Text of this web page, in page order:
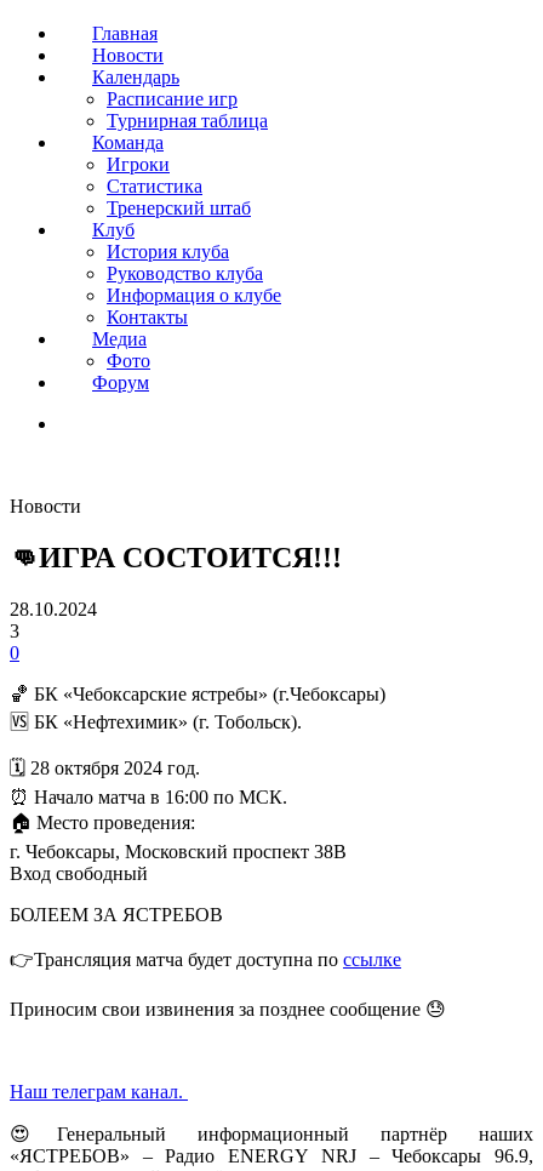
Главная
Новости
Календарь
Расписание игр
Турнирная таблица
Команда
Игроки
Статистика
Тренерский штаб
Клуб
История клуба
Руководство клуба
Информация о клубе
Контакты
Медиа
Фото
Форум
Новости
👊ИГРА СОСТОИТСЯ!!!
28.10.2024
3
0
🏀 БК «Чебоксарские ястребы» (г.Чебоксары)
🆚 БК «Нефтехимик» (г. Тобольск).
🗓️ 28 октября 2024 год.
⏰ Начало матча в 16:00 по МСК.
🏠 Место проведения:
г. Чебоксары, Московский проспект 38В
Вход свободный
БОЛЕЕМ ЗА ЯСТРЕБОВ
👉Трансляция матча будет доступна по ссылке
Приносим свои извинения за позднее сообщение 😓
Наш телеграм канал.
😍Генеральный информационный партнёр наших
«ЯСТРЕБОВ» – Радио ENERGY NRJ – Чебоксары 96.9,